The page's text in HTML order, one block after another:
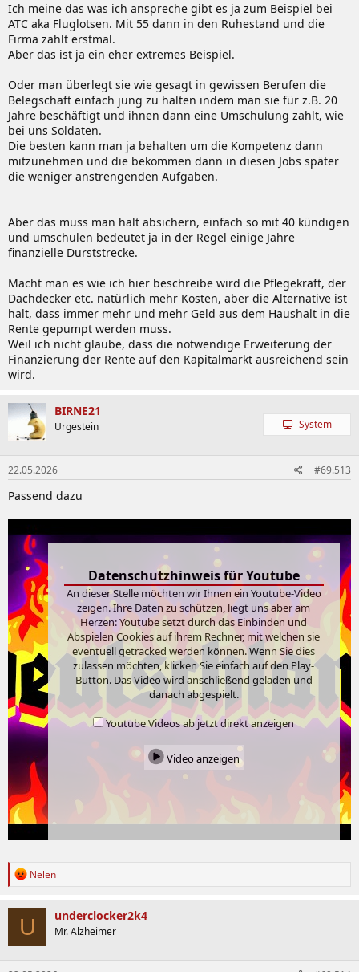
Ich meine das was ich anspreche gibt es ja zum Beispiel bei
ATC aka Fluglotsen. Mit 55 dann in den Ruhestand und die
Firma zahlt erstmal.
Aber das ist ja ein eher extremes Beispiel.
Oder man überlegt sie wie gesagt in gewissen Berufen die
Belegschaft einfach jung zu halten indem man sie für z.B. 20
Jahre beschäftigt und ihnen dann eine Umschulung zahlt, wie
bei uns Soldaten.
Die besten kann man ja behalten um die Kompetenz dann
mitzunehmen und die bekommen dann in diesen Jobs später
die weniger anstrengenden Aufgaben.
Aber das muss man halt absichern, einfach so mit 40 kündigen
und umschulen bedeutet ja in der Regel einige Jahre
finanzielle Durststrecke.
Macht man es wie ich hier beschreibe wird die Pflegekraft, der
Dachdecker etc. natürlich mehr Kosten, aber die Alternative ist
halt, dass immer mehr und mehr Geld aus dem Haushalt in die
Rente gepumpt werden muss.
Weil ich nicht glaube, dass die notwendige Erweiterung der
Finanzierung der Rente auf den Kapitalmarkt ausreichend sein
wird.
BIRNE21
Urgestein System
22.05.2026 #69.513
Passend dazu
Datenschutzhinweis für Youtube
An dieser Stelle möchten wir Ihnen ein Youtube-Video
zeigen. Ihre Daten zu schützen, liegt uns aber am
Herzen: Youtube setzt durch das Einbinden und
Abspielen Cookies auf ihrem Rechner, mit welchen sie
eventuell getracked werden können. Wenn Sie dies
zulassen möchten, klicken Sie einfach auf den Play-
Button. Das Video wird anschließend geladen und
danach abgespielt.
Youtube Videos ab jetzt direkt anzeigen
Video anzeigen
R
k
i
o
n
Nelen
U underclocker2k4
Mr. Alzheimer